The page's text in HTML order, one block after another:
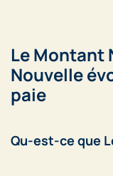
Le Montant
Nouvelle
paie
Qu-est-ce que